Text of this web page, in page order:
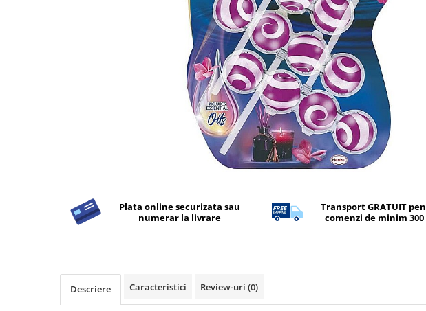
Produse Dezinfectante-
Antibacteriene
Produse de uz casnic
Combaterea Insectelor
Daunatoare
Plata online securizata sau
numerar la livrare
Transport GRATUIT
comenzi de minim 300
Descriere Caracteristici Review-uri (0)